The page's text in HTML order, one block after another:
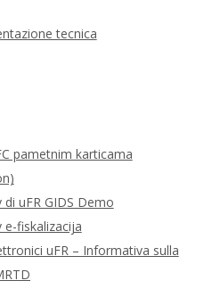
tecnica
pametnim karticama
uFR GIDS Demo
e-fiskalizacija
uFR – Informativa sulla